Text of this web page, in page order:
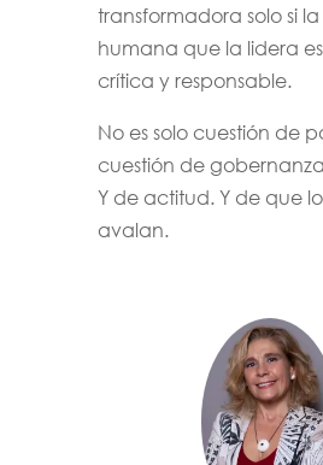
transformadora solo si
humana que la lidera
crítica y responsable.
No es solo cuestión de
cuestión de
Y de actitud. Y de que
avalan.